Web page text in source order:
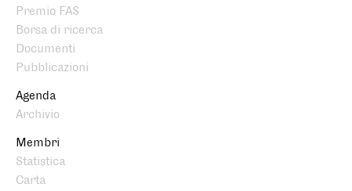
Premio FAS
Borsa di ricerca
Documenti
Pubblicazioni
Agenda
Archivio
Membri
Statistica
Carta